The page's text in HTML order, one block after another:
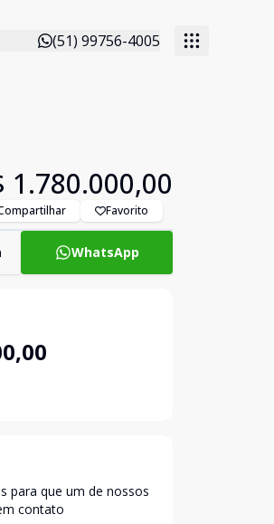
(51) 99756-4005
1.780.000,00
Favorito
WhatsApp
para que um de nossos
contato